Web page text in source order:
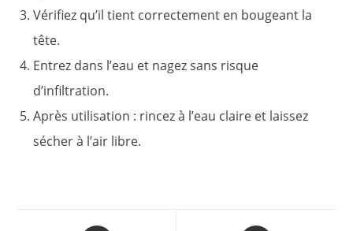
Vérifiez qu’il tient correctement en bougeant la
tête.
Entrez dans l’eau et nagez sans risque
d’infiltration.
Après utilisation : rincez à l’eau claire et laissez
sécher à l’air libre.